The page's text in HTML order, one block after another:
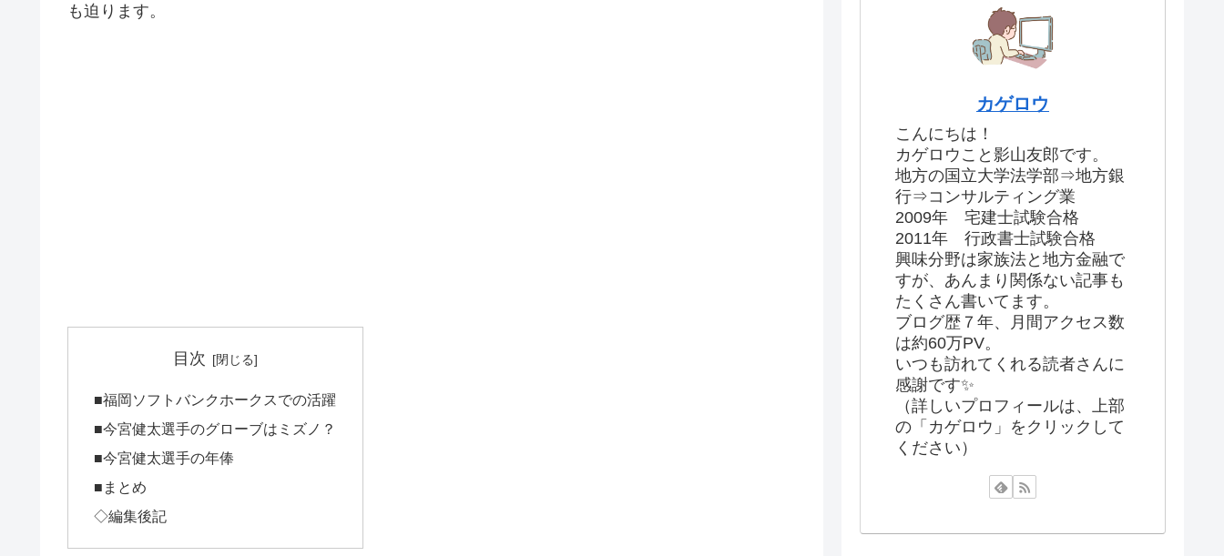
も迫ります。
目次
■福岡ソフトバンクホークスでの活躍
■今宮健太選手のグローブはミズノ？
■今宮健太選手の年俸
■まとめ
◇編集後記
カゲロウ
こんにちは！
カゲロウこと影山友郎です。
地方の国立大学法学部⇒地方銀
行⇒コンサルティング業
2009年 宅建士試験合格
2011年 行政書士試験合格
興味分野は家族法と地方金融で
すが、あんまり関係ない記事も
たくさん書いてます。
ブログ歴７年、月間アクセス数
は約60万PV。
いつも訪れてくれる読者さんに
感謝です✨
（詳しいプロフィールは、上部
の「カゲロウ」をクリックして
ください）